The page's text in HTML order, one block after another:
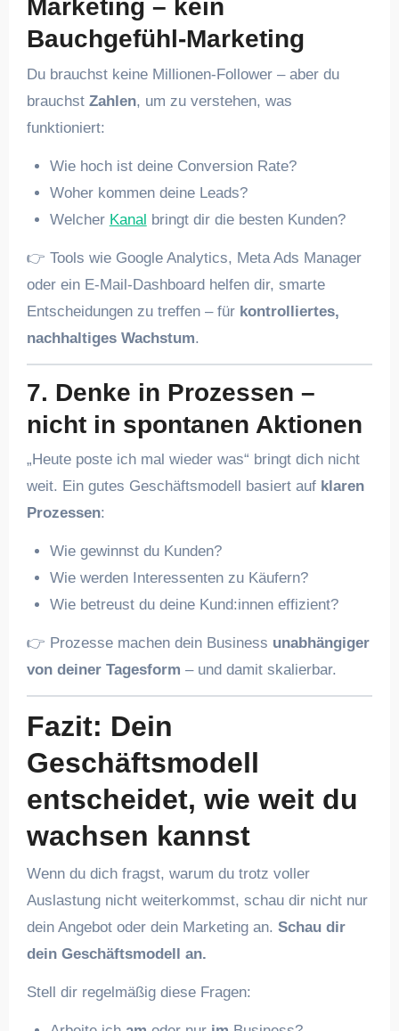
Marketing – kein
Bauchgefühl-Marketing
Du brauchst keine Millionen-Follower – aber du
brauchst Zahlen, um zu verstehen, was
funktioniert:
Wie hoch ist deine Conversion Rate?
Woher kommen deine Leads?
Welcher Kanal bringt dir die besten Kunden?
👉 Tools wie Google Analytics, Meta Ads Manager
oder ein E-Mail-Dashboard helfen dir, smarte
Entscheidungen zu treffen – für kontrolliertes,
nachhaltiges Wachstum.
7. Denke in Prozessen –
nicht in spontanen Aktionen
„Heute poste ich mal wieder was“ bringt dich nicht
weit. Ein gutes Geschäftsmodell basiert auf klaren
Prozessen:
Wie gewinnst du Kunden?
Wie werden Interessenten zu Käufern?
Wie betreust du deine Kund:innen effizient?
👉 Prozesse machen dein Business unabhängiger
von deiner Tagesform – und damit skalierbar.
Fazit: Dein
Geschäftsmodell
entscheidet, wie weit du
wachsen kannst
Wenn du dich fragst, warum du trotz voller
Auslastung nicht weiterkommst, schau dir nicht nur
dein Angebot oder dein Marketing an. Schau dir
dein Geschäftsmodell an.
Stell dir regelmäßig diese Fragen: